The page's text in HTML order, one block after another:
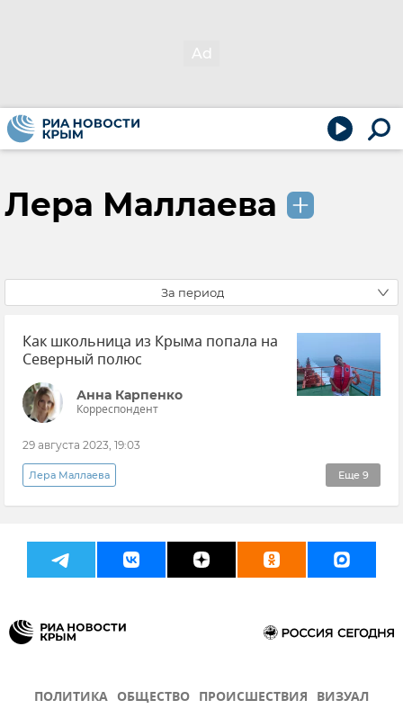
Лера Маллаева
За период
Как школьница из Крыма попала на
Северный полюс
Анна Карпенко
Корреспондент
29 августа 2023, 19:03
Еще 9
Лера Маллаева
Эксклюзивы РИА Новости Крым Крым
Керчь Арктика Общество
МДЦ "Артек"
ПОЛИТИКА ОБЩЕСТВО ПРОИСШЕСТВИЯ ВИЗУАЛ